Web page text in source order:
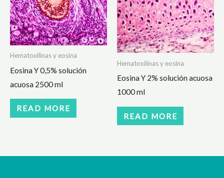
Hematoxilinas y eosina
Eosina Y 0,5% solución
acuosa 2500 ml
READ MORE
Hematoxilinas y eosina
Eosina Y 2% solución acuosa
1000 ml
READ MORE